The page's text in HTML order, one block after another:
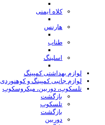
کلاه ایمنی
هارنس
طناب
اسلینگ
لوازم بهداشتی کمپینگ
لوازم جانبی کمپینگ و کوهنوردی
تلسکوپ، دوربین، میکروسکوپ
بازگشت
تلسکوپ
بازگشت
دوربین